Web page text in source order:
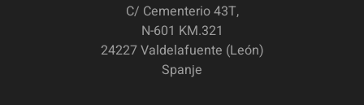
C/ Cementerio 43T,
N-601 KM.321
24227 Valdelafuente (León)
Spanje